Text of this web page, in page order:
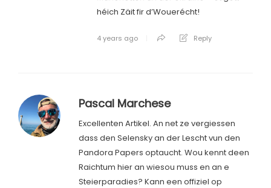
héich Zäit fir d’Wouerécht!
4 years ago Reply
Pascal Marchese
Excellenten Artikel. An net ze vergiessen
dass den Selensky an der Lescht vun den
Pandora Papers optaucht. Wou kennt deen
Raichtum hier an wiesou muss en an e
Steierparadies? Kann een offiziel op